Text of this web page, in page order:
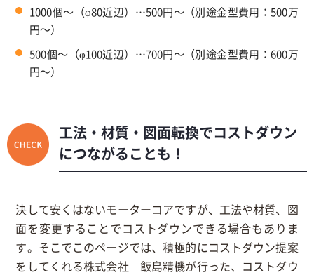
1000個～（φ80近辺）…500円～（別途金型費用：500万
円～）
500個～（φ100近辺）…700円～（別途金型費用：600万
円～）
工法・材質・図面転換でコストダウン
につながることも！
決して安くはないモーターコアですが、工法や材質、図
面を変更することでコストダウンできる場合もありま
す。そこでこのページでは、積極的にコストダウン提案
をしてくれる株式会社 飯島精機が行った、コストダウ